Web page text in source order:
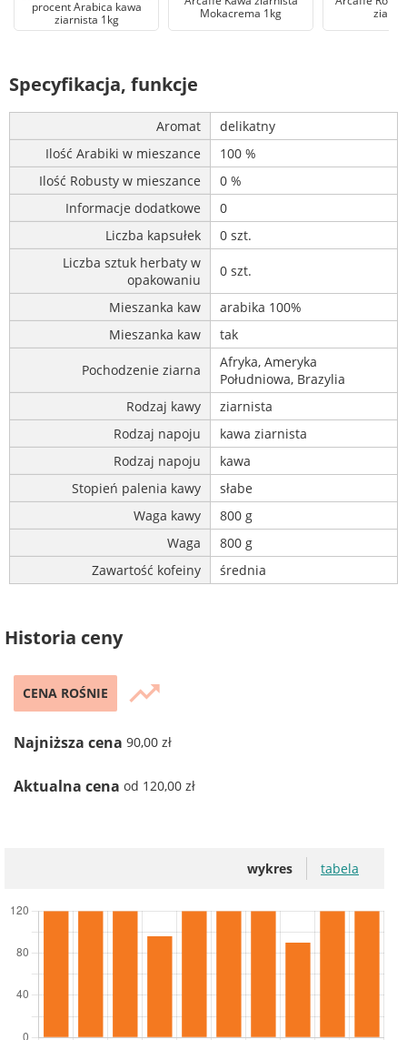
procent Arabica kawa
ziarnista 1kg
Mokacrema 1kg
Specyfikacja, funkcje
Aromat
delikatny
Ilość Arabiki w mieszance
100 %
Ilość Robusty w mieszance
0 %
Informacje dodatkowe
0
Liczba kapsułek
0 szt.
Liczba sztuk herbaty w
opakowaniu
0 szt.
Mieszanka kaw
arabika 100%
Mieszanka kaw
tak
Pochodzenie ziarna
Afryka, Ameryka
Południowa, Brazylia
Rodzaj kawy
ziarnista
Rodzaj napoju
kawa ziarnista
Rodzaj napoju
kawa
Stopień palenia kawy
słabe
Waga kawy
800 g
Waga
800 g
Zawartość kofeiny
średnia
Historia ceny
CENA ROŚNIE trending_up
Najniższa cena 90,00 zł
Aktualna cena od 120,00 zł
wykres tabela